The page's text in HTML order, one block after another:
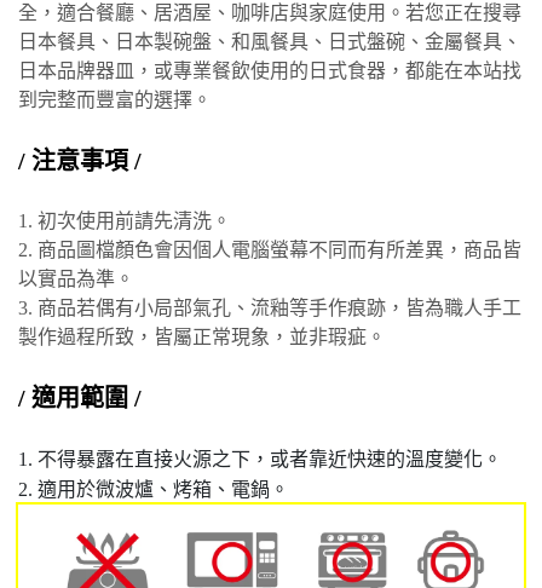
全，適合餐廳、居酒屋、咖啡店與家庭使用。若您正在搜尋
日本餐具、日本製碗盤、和風餐具、日式盤碗、金屬餐具、
日本品牌器皿，或專業餐飲使用的日式食器，都能在本站找
到完整而豐富的選擇。
/ 注意事項 /
1. 初次使用前請先清洗。
2. 商品圖檔顏色會因個人電腦螢幕不同而有所差異，商品皆
以實品為準。
3. 商品若偶有小局部氣孔、流釉等手作痕跡，皆為職人手工
製作過程所致，皆屬正常現象，並非瑕疵。
/ 適用範圍 /
1. 不得暴露在直接火源之下，或者靠近快速的溫度變化。
2. 適用於微波爐、烤箱、電鍋。